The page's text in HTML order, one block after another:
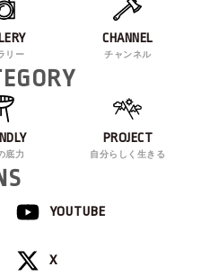
リー
CHANNEL
チャンネル
底力
PROJECT
自分らしく生きる
YOUTUBE
X